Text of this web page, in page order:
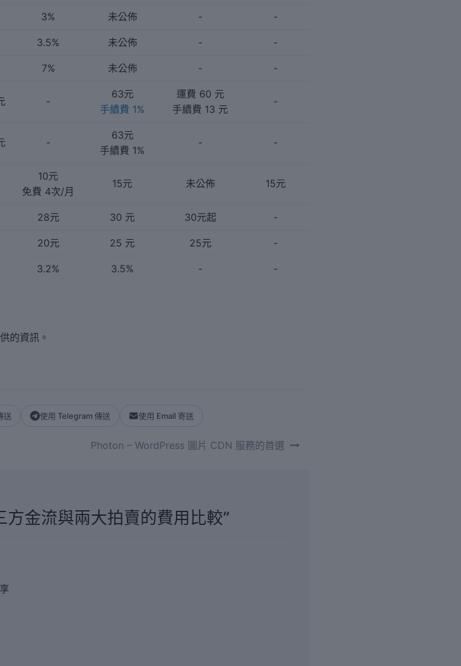
3% 未公佈 - -
3.5% 未公佈 - -
7% 未公佈 - -
-
63元
手續費 1%
運費 60 元
手續費 13 元
-
-
63元
手續費 1%
- -
10元
免費 4次/月
15元 未公佈 15元
28元 30 元 30元起 -
20元 25 元 25元 -
3.2% 3.5% - -
的資訊。
送 使用 Telegram 傳送 使用 Email 寄送
Photon – WordPress 圖片 CDN 服務的首選
方金流與兩大拍賣的費用比較”